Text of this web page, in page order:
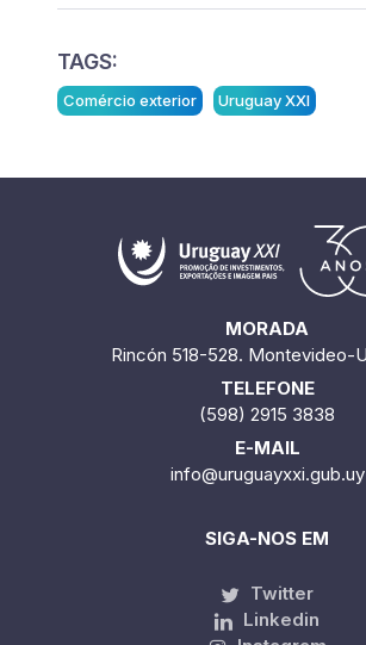
TAGS:
Comércio exterior Uruguay XXI
MORADA
Rincón 518-528. Montevideo-
TELEFONE
(598) 2915 3838
E-MAIL
info@uruguayxxi.gub.uy
SIGA-NOS EM
Twitter
Linkedin